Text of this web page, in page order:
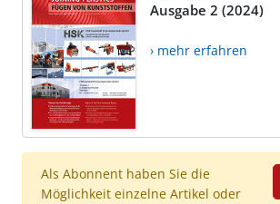
Ausgabe 2 (2024)
› mehr erfahren
Als Abonnent haben Sie die
Möglichkeit einzelne Artikel oder